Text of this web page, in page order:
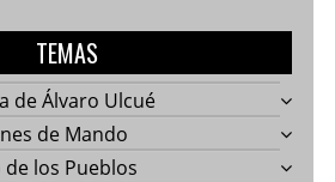
TEMAS
de Álvaro Ulcué
de Mando
los Pueblos